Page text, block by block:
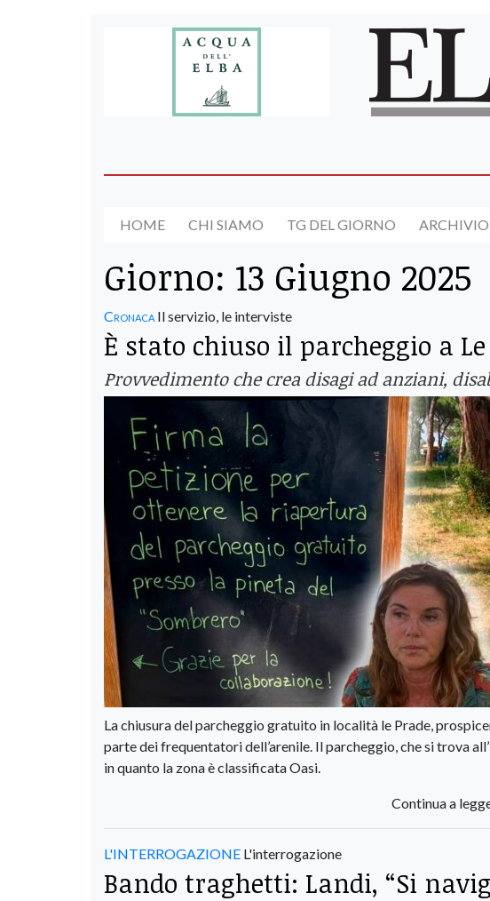
HOME CHI SIAMO TG DEL GIORNO
Giorno: 13 Giugno 2025
Cronaca Il servizio, le interviste
È stato chiuso il parcheggio a
Provvedimento che crea disagi ad anziani,
La chiusura del parcheggio gratuito in località le Prade,
parte dei frequentatori dell’arenile. Il parcheggio, che si trova
in quanto la zona è classificata Oasi.
Continua a
L'INTERROGAZIONE L'interrogazione
Bando traghetti: Landi, “Si